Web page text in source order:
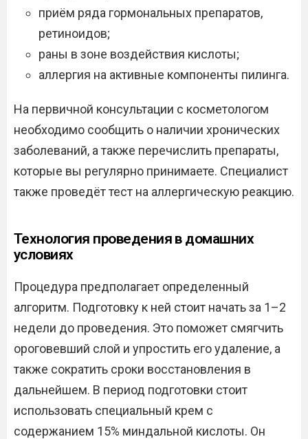
приём ряда гормональных препаратов,
ретиноидов;
раны в зоне воздействия кислоты;
аллергия на активные компоненты пилинга.
На первичной консультации с косметологом
необходимо сообщить о наличии хронических
заболеваний, а также перечислить препараты,
которые вы регулярно принимаете. Специалист
также проведёт тест на аллергическую реакцию.
Технология проведения в домашних
условиях
Процедура предполагает определенный
алгоритм. Подготовку к ней стоит начать за 1–2
недели до проведения. Это поможет смягчить
ороговевший слой и упростить его удаление, а
также сократить сроки восстановления в
дальнейшем. В период подготовки стоит
использовать специальный крем с
содержанием 15% миндальной кислоты. Он